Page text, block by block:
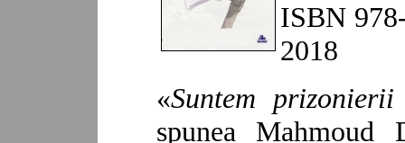
ISBN
2018
«Suntem
spunea Mahmoud